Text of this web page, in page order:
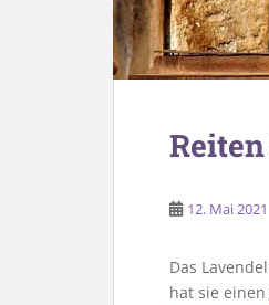
12. Mai 2021
Das
hat sie